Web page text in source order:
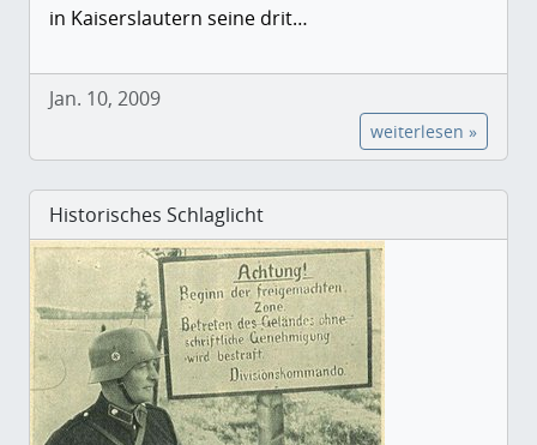
in Kaiserslautern seine drit…
Jan. 10, 2009
weiterlesen »
Historisches Schlaglicht